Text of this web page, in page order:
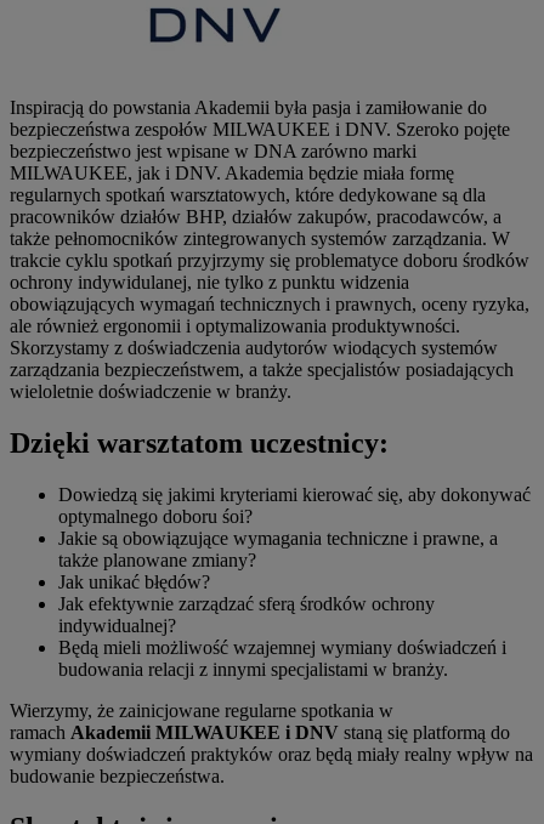
Inspiracją do powstania Akademii była pasja i zamiłowanie do
bezpieczeństwa zespołów MILWAUKEE i DNV. Szeroko pojęte
bezpieczeństwo jest wpisane w DNA zarówno marki
MILWAUKEE, jak i DNV. Akademia będzie miała formę
regularnych spotkań warsztatowych, które dedykowane są dla
pracowników działów BHP, działów zakupów, pracodawców, a
także pełnomocników zintegrowanych systemów zarządzania. W
trakcie cyklu spotkań przyjrzymy się problematyce doboru środków
ochrony indywidulanej, nie tylko z punktu widzenia
obowiązujących wymagań technicznych i prawnych, oceny ryzyka,
ale również ergonomii i optymalizowania produktywności.
Skorzystamy z doświadczenia audytorów wiodących systemów
zarządzania bezpieczeństwem, a także specjalistów posiadających
wieloletnie doświadczenie w branży.
Dzięki warsztatom uczestnicy:
Dowiedzą się jakimi kryteriami kierować się, aby dokonywać
optymalnego doboru śoi?
Jakie są obowiązujące wymagania techniczne i prawne, a
także planowane zmiany?
Jak unikać błędów?
Jak efektywnie zarządzać sferą środków ochrony
indywidualnej?
Będą mieli możliwość wzajemnej wymiany doświadczeń i
budowania relacji z innymi specjalistami w branży.
Wierzymy, że zainicjowane regularne spotkania w
ramach Akademii MILWAUKEE i DNV staną się platformą do
wymiany doświadczeń praktyków oraz będą miały realny wpływ na
budowanie bezpieczeństwa.